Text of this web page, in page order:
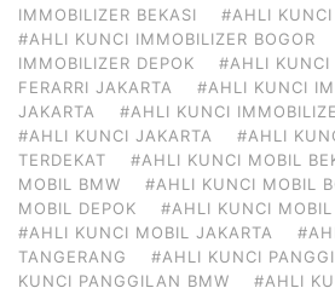
IMMOBILIZER BEKASI
#AHLI
#AHLI KUNCI IMMOBILIZER BOGOR
IMMOBILIZER DEPOK
#AHLI KUNCI
FERARRI JAKARTA
#AHLI KUNCI
JAKARTA
#AHLI KUNCI
#AHLI KUNCI JAKARTA
#AHLI
TERDEKAT
#AHLI KUNCI MOBIL
MOBIL BMW
#AHLI KUNCI MOBIL
MOBIL DEPOK
#AHLI KUNCI MOBIL
#AHLI KUNCI MOBIL JAKARTA
TANGERANG
#AHLI KUNCI
KUNCI PANGGILAN BMW
#AHLI